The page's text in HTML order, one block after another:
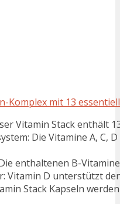
Komplex mit 13
Vitamin Stack enthält
Die Vitamine A, C,
enthaltenen B-
Vitamin D unterstützt
Stack Kapseln